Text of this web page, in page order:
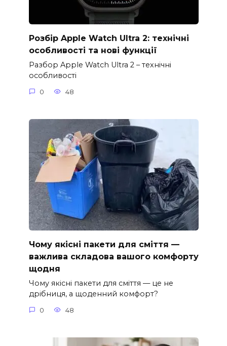
Розбір Apple Watch Ultra 2: технічні
особливості та нові функції
Разбор Apple Watch Ultra 2 – технічні
особливості
0 48
Чому якісні пакети для сміття —
важлива складова вашого комфорту
щодня
Чому якісні пакети для сміття — це не
дрібниця, а щоденний комфорт?
0 48